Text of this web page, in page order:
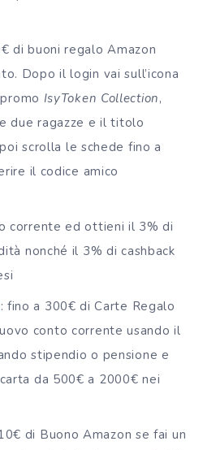
di buoni regalo Amazon
Dopo il login vai sull’icona
IsyToken Collection,
due ragazze e il titolo
scrolla le schede fino a
il codice amico
corrente ed ottieni il 3% di
nonché il 3% di cashback
: fino a 300€ di Carte Regalo
conto corrente usando il
stipendio o pensione e
da 500€ a 2000€ nei
di Buono Amazon se fai un